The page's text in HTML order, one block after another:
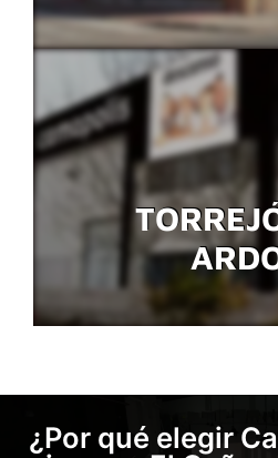
¿Por qué elegir